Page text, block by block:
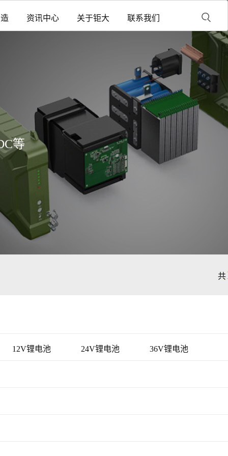
资讯中心 关于钜大 联系我们
等
共
12V锂电池 24V锂电池 36V锂电池